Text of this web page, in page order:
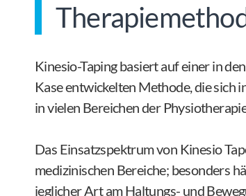
Kinesio-Taping basiert auf einer in
Kase entwickelten Methode, die sich
in vielen Bereichen der
Das Einsatzspektrum von Kinesio
medizinischen Bereiche; besonders
jeglicher Art am Haltungs- und